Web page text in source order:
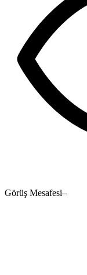
Görüş Mesafesi–